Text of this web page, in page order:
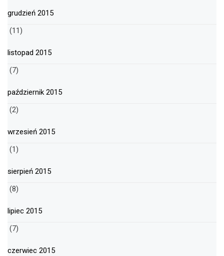
grudzień 2015
(11)
listopad 2015
(7)
październik 2015
(2)
wrzesień 2015
(1)
sierpień 2015
(8)
lipiec 2015
(7)
czerwiec 2015